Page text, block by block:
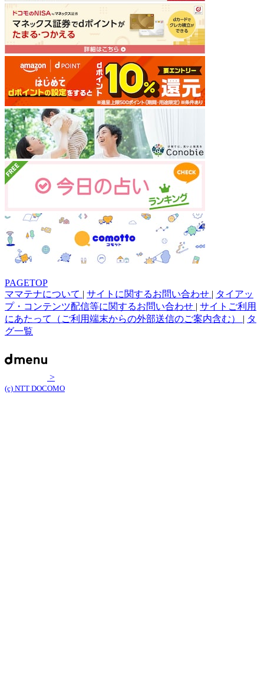
PAGETOP
ママテナについて | サイトに関するお問い合わせ | タイアッ
プ・コンテンツ配信等に関するお問い合わせ | サイトご利用
にあたって（ご利用端末からの外部送信のご案内含む） | タ
グ一覧
>
(c) NTT DOCOMO